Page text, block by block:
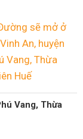
Vang, Thừa